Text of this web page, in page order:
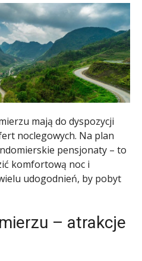
mają do dyspozycji
noclegowych. Na plan
pensjonaty – to
komfortową noc i
udogodnień, by pobyt
– atrakcje